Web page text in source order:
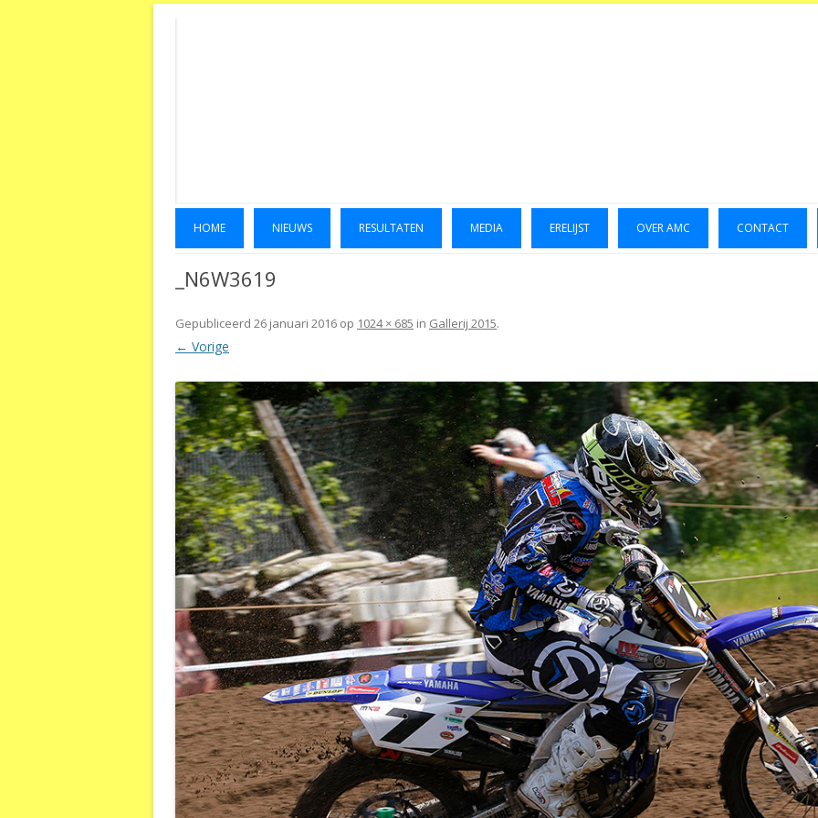
HOME NIEUWS RESULTATEN MEDIA
FOTO’S OKTOBER 2023
FOTO’S SEPTEMBER 2024
FOTO’S MAART 2025
FOTO’S OKTOBER 2025
ERELIJST OVER AMC CONTACT
_N6W3619
Gepubliceerd 26 januari 2016 op 1024 × 685 in Gallerij 2015.
← Vorige